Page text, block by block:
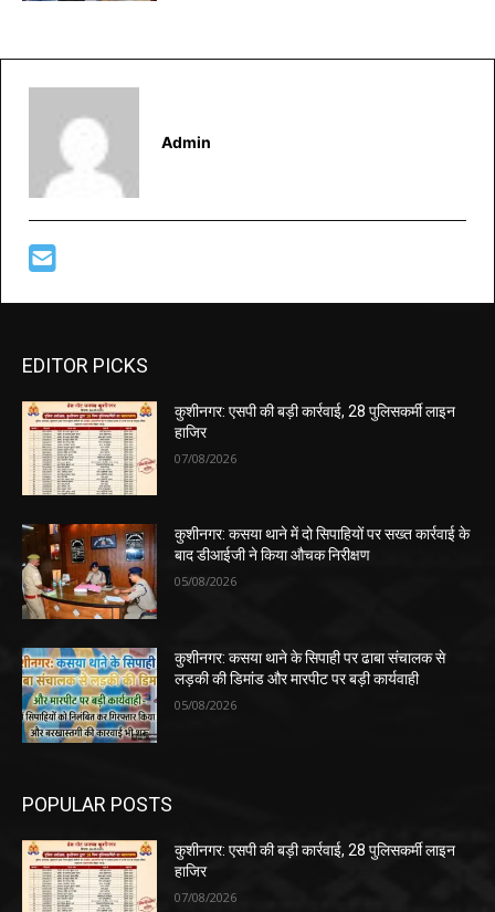
Admin
EDITOR PICKS
कुशीनगर: एसपी की बड़ी कार्रवाई, 28 पुलिसकर्मी लाइन
हाजिर
07/08/2026
कुशीनगर: कसया थाने में दो सिपाहियों पर सख्त कार्रवाई के
बाद डीआईजी ने किया औचक निरीक्षण
05/08/2026
कुशीनगर: कसया थाने के सिपाही पर ढाबा संचालक से
लड़की की डिमांड और मारपीट पर बड़ी कार्यवाही
05/08/2026
POPULAR POSTS
कुशीनगर: एसपी की बड़ी कार्रवाई, 28 पुलिसकर्मी लाइन
हाजिर
07/08/2026